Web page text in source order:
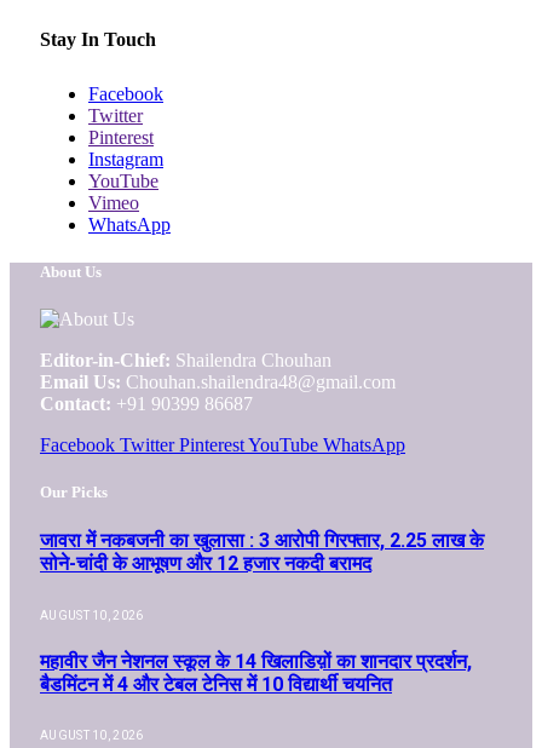
Stay In Touch
Facebook
Twitter
Pinterest
Instagram
YouTube
Vimeo
WhatsApp
About Us
Editor-in-Chief: Shailendra Chouhan
Email Us: Chouhan.shailendra48@gmail.com
Contact: +91 90399 86687
Facebook Twitter PinterestYouTube WhatsApp
Our Picks
जावरा में नकबजनी का खुलासा : 3 आरोपी गिरफ्तार, 2.25 लाख के
सोने-चांदी के आभूषण और 12 हजार नकदी बरामद
AUGUST 10, 2026
महावीर जैन नेशनल स्कूल के 14 खिलाडिय़ों का शानदार प्रदर्शन,
बैडमिंटन में 4 और टेबल टेनिस में 10 विद्यार्थी चयनित
AUGUST 10, 2026